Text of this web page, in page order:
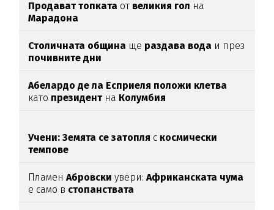
Продават топката от великия гол на
Марадона
Столичната община ще раздава вода и през
почивните дни
Абелардо де ла Есприеля положи клетва
като президент на Колумбия
Учени: Земята се затопля с космически
темпове
ПламенАбровски увери:Африканската чума
е само в стопанствата